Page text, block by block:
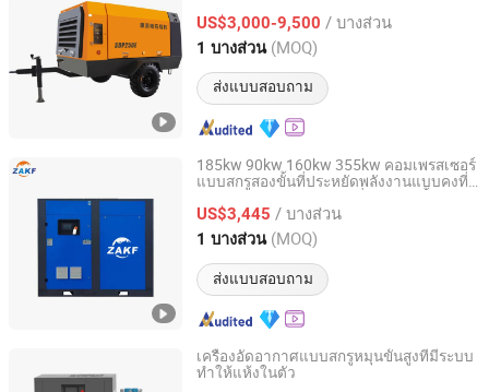
US$3,000-9,500 / บางส่วน
1 บางส่วน (MOQ)
ส่งแบบสอบถาม
Hebei, China อัตราจาก 2018
185kw 90kw 160kw 355kw คอมเพรสเซอร์
แบบสกรูสองขั้นที่ประหยัดพลังงานแบบคงที่
US$3,445 / บางส่วน
1 บางส่วน (MOQ)
ส่งแบบสอบถาม
Dongguan City Jiubei Compressor Parts Co., Ltd.
Guangdong, China อัตราจาก 2015
เครื่องอัดอากาศแบบสกรูหมุนขั้นสูงที่มีระบบ
ทำให้แห้งในตัว
Shandong Compressor Import & Export Co., Ltd.